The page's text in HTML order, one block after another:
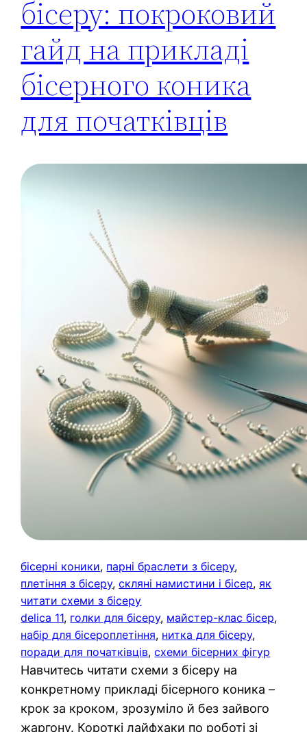
бісеру: покроковий
гайд на прикладі
бісерного коника
для початківців
бісерні коники, парні браслети з бісеру
плетіння з бісеру, скляні намистини і бісер, як
читати схеми з бісеру
delica 11, голки для бісеру, майстер-клас бісер
набір для бісероплетіння, нитка для бісеру
поради для початківців, схеми бісерних фігур
Навчитесь читати схеми з бісеру на
конкретному прикладі бісерного коника –
крок за кроком, зрозуміло й без зайвого
жаргону. Короткі лайфхаки по роботі зі